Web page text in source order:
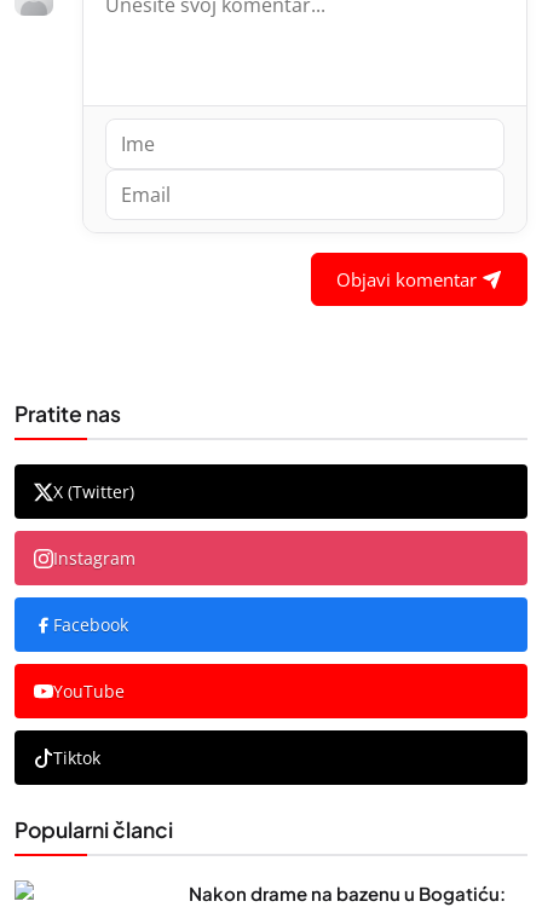
Objavi komentar
Pratite nas
X (Twitter)
Instagram
Facebook
YouTube
Tiktok
Popularni članci
Nakon drame na bazenu u Bogatiću: